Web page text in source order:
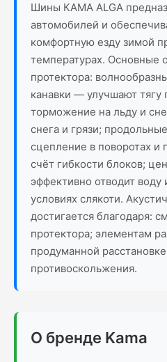
Шины КАМА ALGA
автомобилей и
комфортную езду зимой
температурах. Основные
протектора:
канавки — улучшают тягу
торможение на льду и
снега и грязи;
сцепление в поворотах
счёт гибкости блоков;
эффективно отводит
условиях слякоти.
достигается благодаря:
протектора; элементам
продуманной
противоскольжения.
О бренде Kama